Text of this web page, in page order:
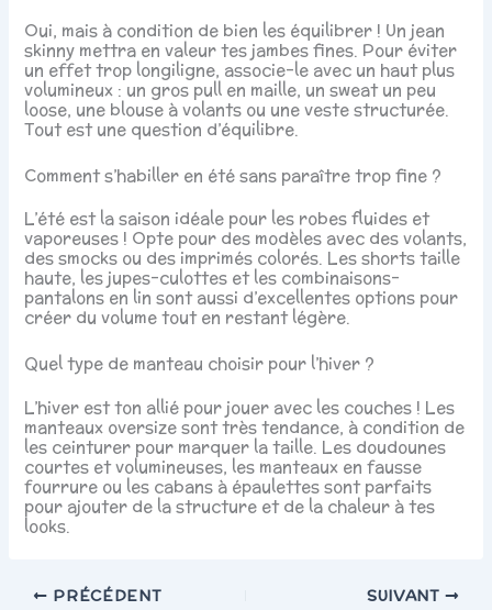
Oui, mais à condition de bien les équilibrer ! Un jean
skinny mettra en valeur tes jambes fines. Pour éviter
un effet trop longiligne, associe-le avec un haut plus
volumineux : un gros pull en maille, un sweat un peu
loose, une blouse à volants ou une veste structurée.
Tout est une question d’équilibre.
Comment s’habiller en été sans paraître trop fine ?
L’été est la saison idéale pour les robes fluides et
vaporeuses ! Opte pour des modèles avec des volants,
des smocks ou des imprimés colorés. Les shorts taille
haute, les jupes-culottes et les combinaisons-
pantalons en lin sont aussi d’excellentes options pour
créer du volume tout en restant légère.
Quel type de manteau choisir pour l’hiver ?
L’hiver est ton allié pour jouer avec les couches ! Les
manteaux oversize sont très tendance, à condition de
les ceinturer pour marquer la taille. Les doudounes
courtes et volumineuses, les manteaux en fausse
fourrure ou les cabans à épaulettes sont parfaits
pour ajouter de la structure et de la chaleur à tes
looks.
PRÉCÉDENT SUIVANT